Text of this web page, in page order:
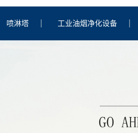
喷淋塔 工业油烟净化设备